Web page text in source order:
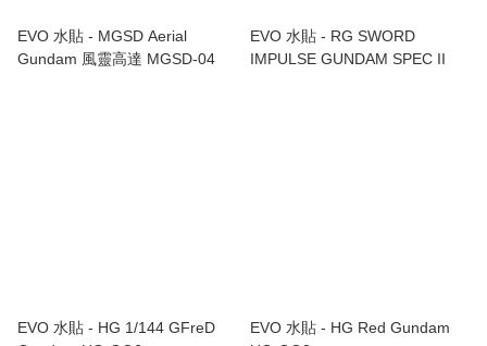
EVO 水貼 - MGSD Aerial
Gundam 風靈高達 MGSD-04
EVO 水貼 - RG SWORD
IMPULSE GUNDAM SPEC II
EVO 水貼 - HG 1/144 GFreD
EVO 水貼 - HG Red Gundam